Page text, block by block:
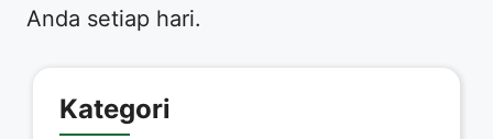
Anda setiap hari.
Kategori